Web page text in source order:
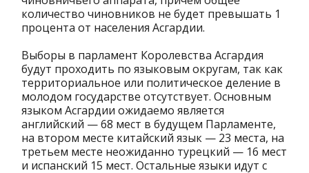
количество чиновников не будет превышать 1
процента от населения Асгардии.
Выборы в парламент Королевства Асгардия
будут проходить по языковым округам, так как
территориальное или политическое деление в
молодом государстве отсутствует. Основным
языком Асгардии ожидаемо является
английский — 68 мест в будущем Парламенте,
на втором месте китайский язык — 23 места, на
третьем месте неожиданно турецкий — 16 мест
и испанский 15 мест. Остальные языки идут с